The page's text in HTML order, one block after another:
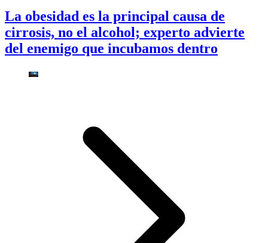
La obesidad es la principal causa de
cirrosis, no el alcohol; experto advierte
del enemigo que incubamos dentro